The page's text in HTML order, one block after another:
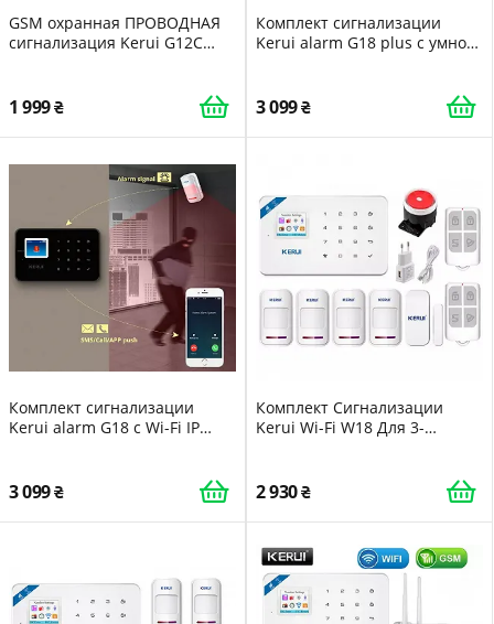
GSM охранная ПРОВОДНАЯ
сигнализация Kerui G12C
года
1 999
Комплект сигнализации
Kerui alarm G18 plus с умной
3 099
Комплект сигнализации
Kerui alarm G18 с Wi-Fi IP
3 099
Комплект Сигнализации
Kerui Wi-Fi W18 Для 3-
2 930